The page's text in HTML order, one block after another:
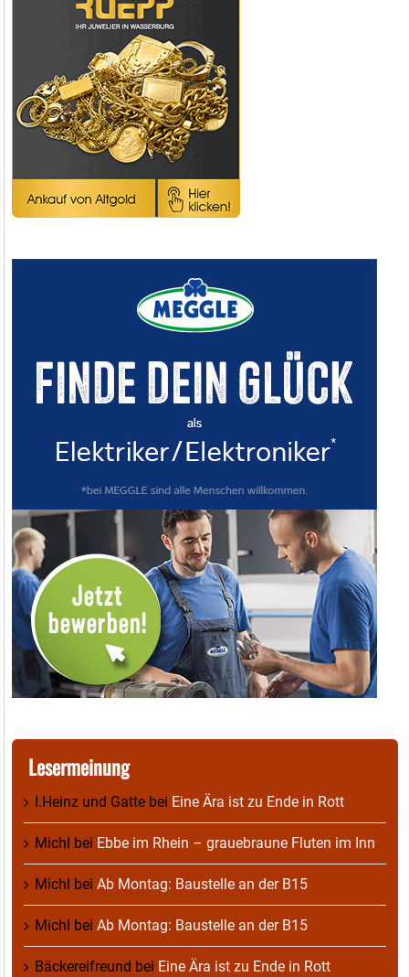
Lesermeinung
I.Heinz und Gatte bei Eine Ära ist zu Ende in Rott
Michl bei Ebbe im Rhein – grauebraune Fluten im Inn
Michl bei Ab Montag: Baustelle an der B15
Michl bei Ab Montag: Baustelle an der B15
Bäckereifreund bei Eine Ära ist zu Ende in Rott